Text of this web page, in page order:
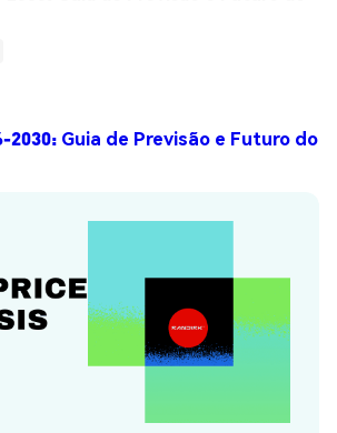
2030: Guia de Previsão e Futuro do